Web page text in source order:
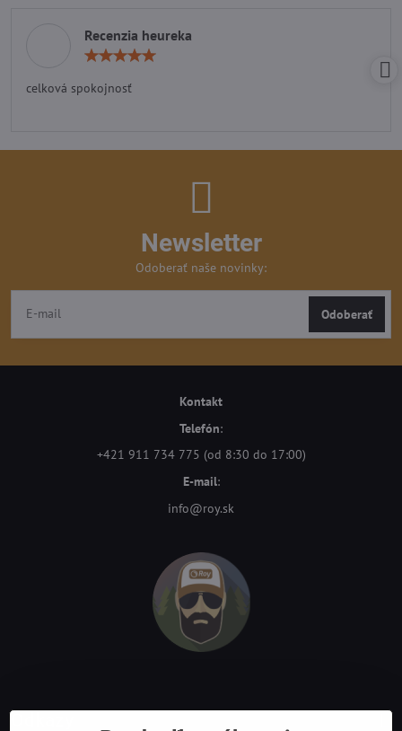
Recenzia heureka
celková spokojnosť
Newsletter
Odoberať naše novinky:
Odoberať
Kontakt
Telefón:
+421 911 734 775 (od 8:30 do 17:00)
E-mail:
info@roy.sk